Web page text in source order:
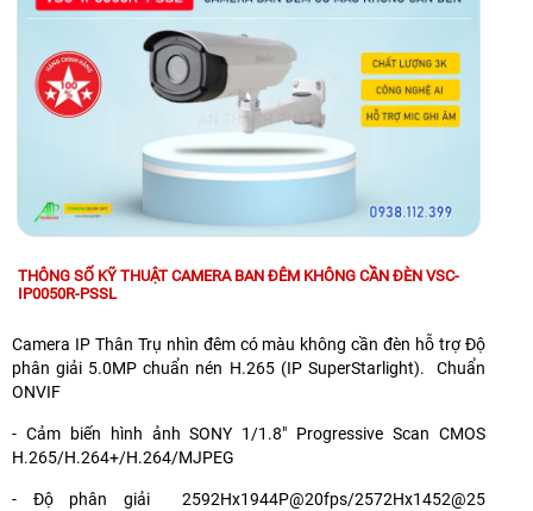
THÔNG SỐ KỸ THUẬT CAMERA BAN ĐÊM KHÔNG CẦN ĐÈN VSC-
IP0050R-PSSL
Camera IP Thân Trụ nhìn đêm có màu không cần đèn hỗ trợ Độ
phân giải 5.0MP chuẩn nén H.265 (IP SuperStarlight). Chuẩn
ONVIF
- Cảm biến hình ảnh SONY 1/1.8" Progressive Scan CMOS
H.265/H.264+/H.264/MJPEG
- Độ phân giải 2592Hx1944P@20fps/2572Hx1452@25